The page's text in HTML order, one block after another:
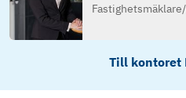
Fastighetsmäklare/
Till kontoret